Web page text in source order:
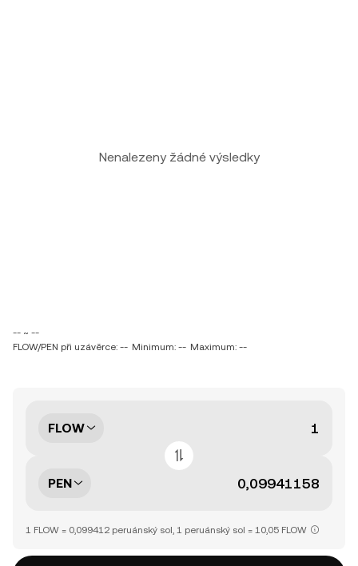
Nenalezeny žádné výsledky
-- ~ --
FLOW/PEN při uzávěrce: -- Minimum: -- Maximum: --
FLOW
PEN
1 FLOW = 0,099412 peruánský sol, 1 peruánský sol = 10,05 FLOW